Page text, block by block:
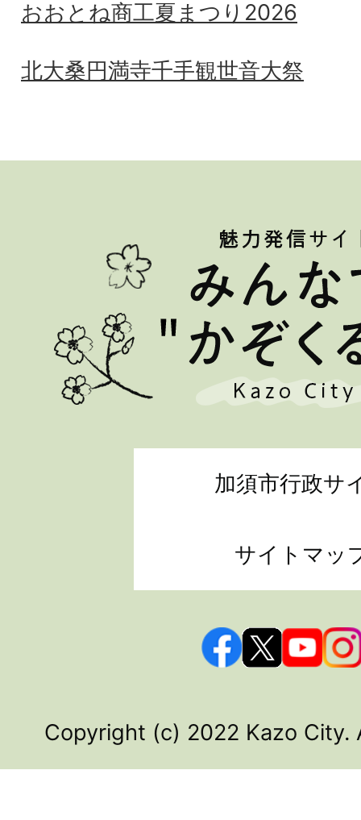
おおとね商工夏まつり2026
北大桑円満寺千手観世音大祭
加須市行政サ
サイトマッ
Copyright (c) 2022 Kazo City.